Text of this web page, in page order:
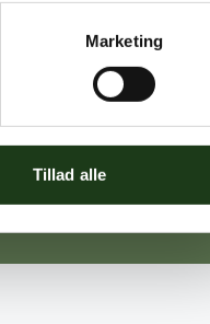
Marketing
Tillad alle